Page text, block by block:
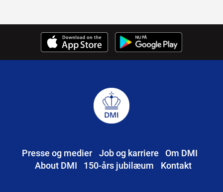
Presse og medier Job og karriere
Om DMI
About DMI
150-års jubilæum Kontakt